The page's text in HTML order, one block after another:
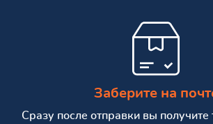
Заберите на
Сразу после отправки вы получите